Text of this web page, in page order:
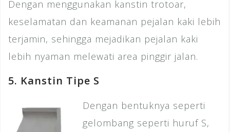
Dengan menggunakan kanstin trotoar,
keselamatan dan keamanan pejalan kaki lebih
terjamin, sehingga mejadikan pejalan kaki
lebih nyaman melewati area pinggir jalan.
5. Kanstin Tipe S
Dengan bentuknya seperti
gelombang seperti huruf S,